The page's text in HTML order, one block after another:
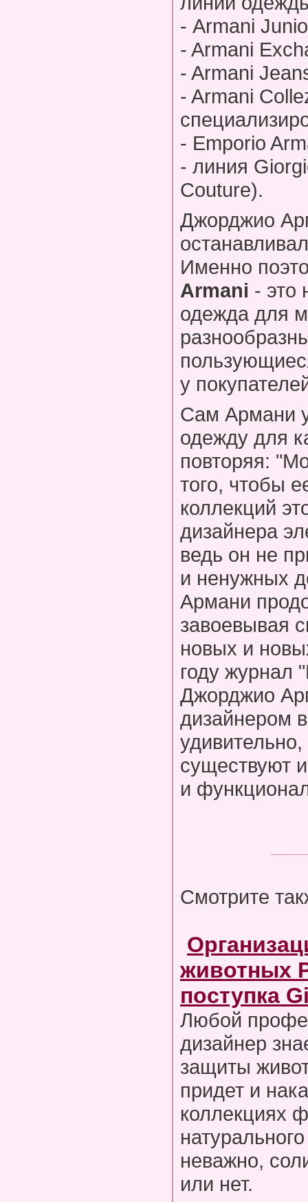
- Armani
- Armani
- Armani
- Armani
- Emporio
- линия
Couture).
Джорджио
Именно
Armani - это
одежда для
у
Сам Армани
одежду для
повторяя:
того, чтобы
коллекций
дизайнера
ведь он не
и ненужных
Армани
завоевывая
новых и
году журнал
Джорджио
дизайнером
существуют
и
Смотрите
животных
поступка
Любой
дизайнер
защиты
придет и
коллекциях
неважно,
или нет.